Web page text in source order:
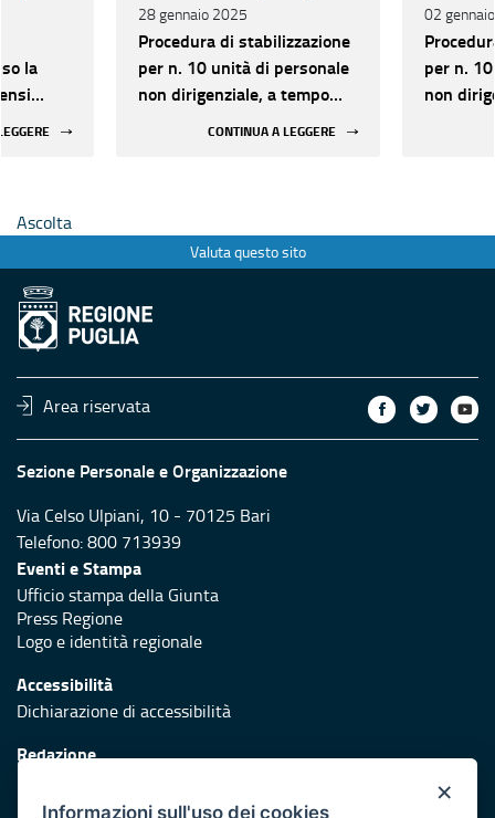
la
e
28 gennaio 2025
Procedura di stabilizzazione
per n. 10 unità di personale
non dirigenziale, a tempo
CONTINUA A LEGGERE
02
per n.
non
Ascolta
Valuta questo sito
Area riservata
Sezione Personale e Organizzazione
Via Celso Ulpiani, 10 - 70125 Bari
Telefono: 800 713939
Eventi e Stampa
Ufficio stampa della Giunta
Press Regione
Logo e identità regionale
Accessibilità
Dichiarazione di accessibilità
Redazione
×
Informazioni sull'uso dei cookies